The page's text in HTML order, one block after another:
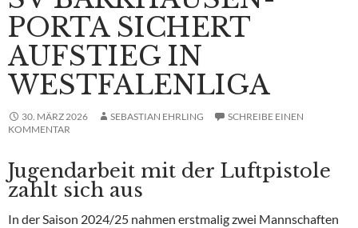
PORTA SICHERT
AUFSTIEG IN
WESTFALENLIGA
30. MÄRZ 2026 SEBASTIAN EHRLING
SCHREIBE EINEN
KOMMENTAR
Jugendarbeit mit der Luftpistole
zahlt sich aus
In der Saison 2024/25 nahmen erstmalig zwei Mannschaften